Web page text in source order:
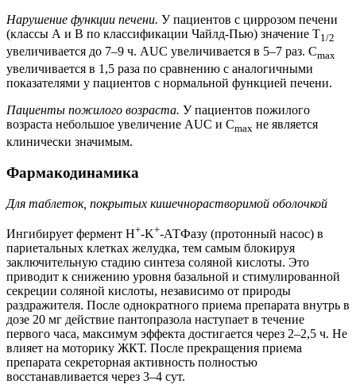
Нарушение функции печени. У пациентов с циррозом печени
(классы А и В по классификации Чайлд-Пью) значение T1/2
увеличивается до 7–9 ч. AUC увеличивается в 5–7 раз. Cmax
увеличивается в 1,5 раза по сравнению с аналогичными
показателями у пациентов с нормальной функцией печени.
Пациенты пожилого возраста. У пациентов пожилого
возраста небольшое увеличение AUC и Cmax не является
клинически значимым.
Фармакодинамика
Для таблеток, покрытых кишечнорастворимой оболочкой
Ингибирует фермент H+-K+-АТФазу (протонный насос) в
париетальных клетках желудка, тем самым блокируя
заключительную стадию синтеза соляной кислоты. Это
приводит к снижению уровня базальной и стимулированной
секреции соляной кислоты, независимо от природы
раздражителя. После однократного приема препарата внутрь в
дозе 20 мг действие пантопразола наступает в течение
первого часа, максимум эффекта достигается через 2–2,5 ч. Не
влияет на моторику ЖКТ. После прекращения приема
препарата секреторная активность полностью
восстанавливается через 3–4 сут.